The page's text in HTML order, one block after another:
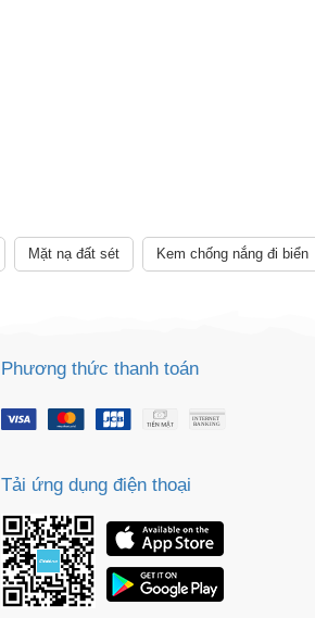
Mặt nạ đất sét Kem chống nắng đi biển
Phương thức thanh toán
Tải ứng dụng điện thoại
mã.